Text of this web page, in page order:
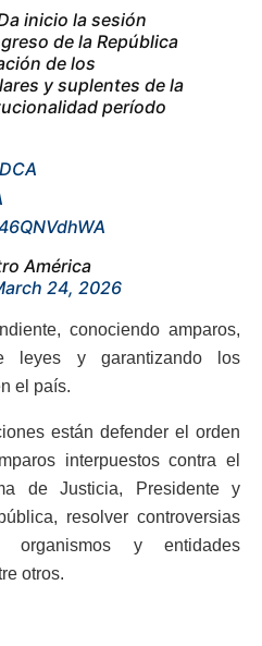
inicio la sesión
de la República
de los
y suplentes de la
período
América
24, 2026
conociendo amparos,
leyes y garantizando los
el país.
están defender el orden
interpuestos contra el
de Justicia, Presidente y
resolver controversias
organismos y entidades
otros.